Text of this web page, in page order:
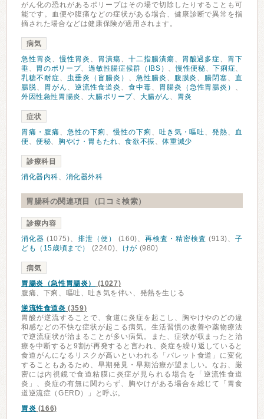
がん化の恐れがあるポリープはその場で切除したりすることも可
能です。血便や腹痛などの症状がある場合、健康診断で異常を指
摘された場合などは健康保険が適用されます。
病気
急性胃炎 、慢性胃炎 、 胃潰瘍、 十二指腸潰瘍、 胃酸過多症、 胃下
垂、 胃のポリープ、過敏性腸症候群（IBS） 、慢性便秘、下痢症、
乳糖不耐症、 虫垂炎（盲腸炎） 、 急性腸炎 、 腹膜炎 、 腸閉塞、直
腸脱、 胃がん 、 逆流性食道炎 、 食中毒、 胃腸炎（急性胃腸炎） 、
外因性急性胃腸炎 、大腸ポリープ、 大腸がん 、 胃炎
症状
胃痛・腹痛 、 急性の下痢 、慢性の下痢 、 吐き気・嘔吐、発熱、 血
便、便秘、 胸やけ・胃もたれ、食欲不振 、体重減少
診療科目
消化器内科、 消化器外科
胃腸科の関連項目（口コミ検索）
診療内容
消化器 (1075)、 排泄（便） (160)、再検査・精密検査 (913)、子
ども（15歳頃まで）
(2240)、 けが (980)
病気
胃腸炎（急性胃腸炎）
(1027)
腹痛、下痢、嘔吐、吐き気を伴い、発熱を生じる
逆流性食道炎 (359)
胃酸が逆流することで、食道に炎症を起こし、胸やけやのどの違
和感などの不快な症状が起こる病気。生活習慣の改善や薬物療法
で逆流症状が治まることが多い病気。また、症状が収まったと治
療を中断すると9割が再発すると言われ、炎症を繰り返していると
食道がんになるリスクが高いといわれる「バレット食道」に変化
することもあるため、早期発見・早期治療が望ましい。なお、厳
密には内視鏡で食道粘膜に炎症が見られる場合を「逆流性食道
炎」、炎症の有無に関わらず、胸やけがある場合を総じて「胃食
道逆流症（GERD）」と呼ぶ。
胃炎 (166)